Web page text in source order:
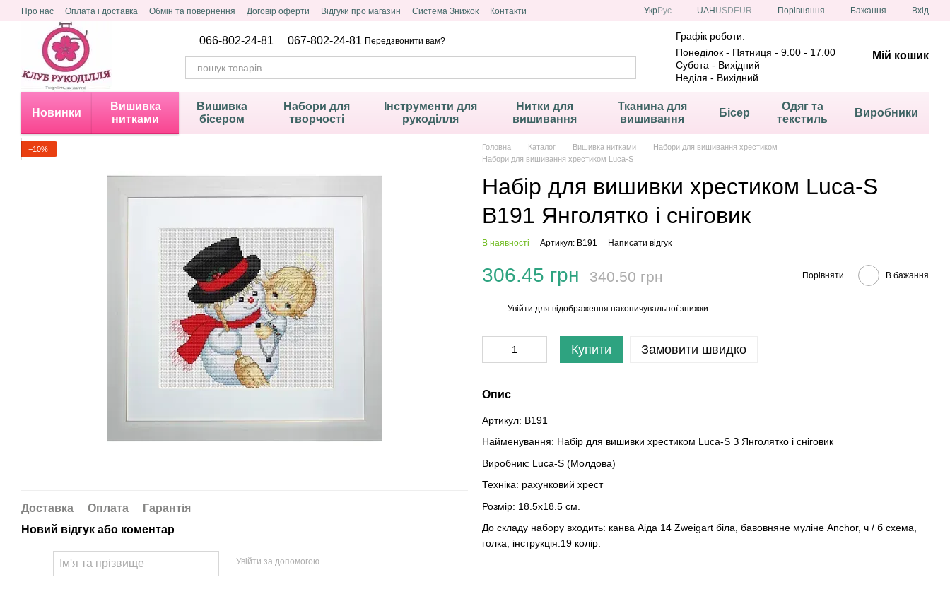
Перейти до основного контенту
Про нас Оплата і доставка Обмін та повернення Договір оферти Відгуки про магазин Система Знижок
Контакти
Політика конфіденційності
УкрРус UAH USD EUR Порівняння Бажання Вхід
066-802-24-81 067-802-24-81 Передзвонити вам?
Графік роботи:
Понеділок - Пятниця - 9.00 - 17.00
Субота - Вихідний
Неділя - Вихідний
Мій кошик
Новинки
Вишивка
нитками
Вишивка
бісером
Набори для
творчості
Інструменти для
рукоділля
Нитки для
вишивання
Тканина для
вишивання
Бісер
Одяг та
текстиль
Виробники
−10%
Доставка Оплата
Гарантія
Новий відгук або коментар
Увійти за допомогою
Головна Каталог Вишивка нитками
Набори для вишивання хрестиком
Набори для вишивання хрестиком Luca-S
Набір для вишивки хрестиком Luca-S
B191 Янголятко і сніговик
В наявності Артикул: B191 Написати відгук
306.45 грн 340.50 грн Порівняти В бажання
Увійти для відображення накопичувальної знижки
Купити Замовити швидко
Опис
Артикул: B191
Найменування: Набір для вишивки хрестиком Luca-S З Янголятко і сніговик
Виробник: Luca-S (Молдова)
Техніка: рахунковий хрест
Розмір: 18.5x18.5 см.
До складу набору входить: канва Аіда 14 Zweigart біла, бавовняне муліне Anchor, ч / б схема,
голка, інструкція.19 колір.